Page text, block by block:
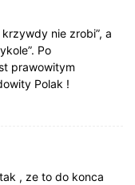
krzywdy nie zrobi”, a
Po
prawowitym
Polak !
, ze to do konca